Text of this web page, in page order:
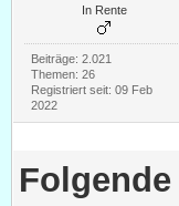
In Rente
Beiträge: 2.021
Themen: 26
Registriert seit: 09 Feb
2022